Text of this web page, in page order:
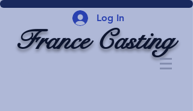
Log In
France Casting